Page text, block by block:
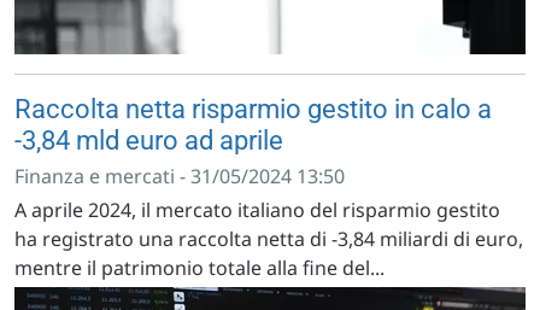
Raccolta netta risparmio gestito in calo a
-3,84 mld euro ad aprile
Finanza e mercati - 31/05/2024 13:50
A aprile 2024, il mercato italiano del risparmio gestito
ha registrato una raccolta netta di -3,84 miliardi di euro,
mentre il patrimonio totale alla fine del...